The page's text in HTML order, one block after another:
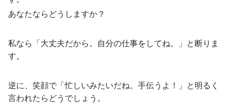
あなたならどうしますか？
私なら「大丈夫だから。自分の仕事をしてね。」と断りま
す。
逆に、笑顔で「忙しいみたいだね。手伝うよ！」と明るく
言われたらどうでしょう。